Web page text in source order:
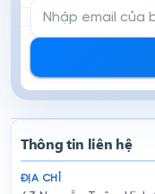
Email đăng ký nhận
Thông tin liên hệ
ĐỊA CHỈ